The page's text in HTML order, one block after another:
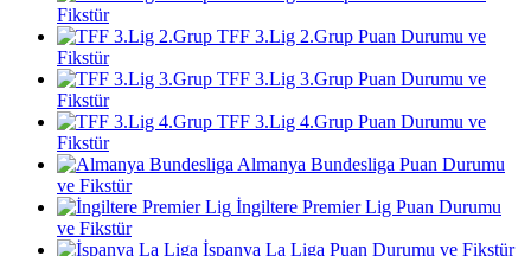
Fikstür
TFF 3.Lig 2.Grup Puan Durumu ve
Fikstür
TFF 3.Lig 3.Grup Puan Durumu ve
Fikstür
TFF 3.Lig 4.Grup Puan Durumu ve
Fikstür
Almanya Bundesliga Puan Durumu
ve Fikstür
İngiltere Premier Lig Puan Durumu
ve Fikstür
İspanya La Liga Puan Durumu ve Fikstür